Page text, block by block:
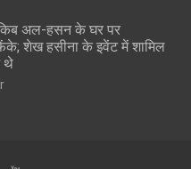
अल-हसन के घर पर
शेख हसीना के इवेंट में शामिल
थे